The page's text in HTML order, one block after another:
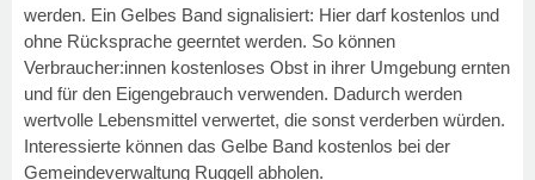
werden. Ein Gelbes Band signalisiert: Hier darf kostenlos und
ohne Rücksprache geerntet werden. So können
Verbraucher:innen kostenloses Obst in ihrer Umgebung ernten
und für den Eigengebrauch verwenden. Dadurch werden
wertvolle Lebensmittel verwertet, die sonst verderben würden.
Interessierte können das Gelbe Band kostenlos bei der
Gemeindeverwaltung Ruggell abholen.